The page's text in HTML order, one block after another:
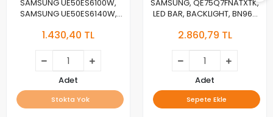
SAMSUNG UE50ES6100W,
SAMSUNG UE50ES6140W,
7032LED-MCPCB-L V2GE-
7032LED-MCPCB-R V2GE-
500SMB-R0
1.430,40 TL
Adet
Stokta Yok
SAMSUNG, QE75Q7FNATXTK,
LED BAR, BACKLIGHT, BN96-
V8Q7-750SM0-R1
2.860,79 TL
Adet
Sepete Ekle